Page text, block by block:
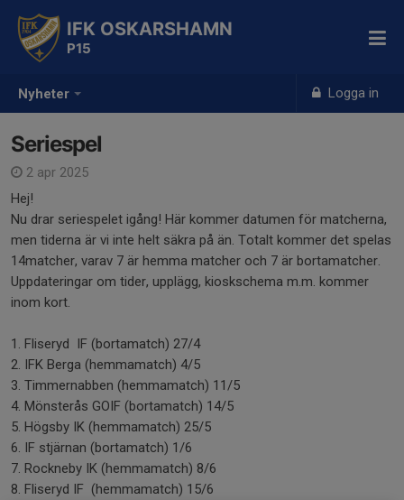
Nyheter Logga in
IFK OSKARSHAMN
P15
Seriespel
2 apr 2025
Hej!
Nu drar seriespelet igång! Här kommer datumen för matcherna,
men tiderna är vi inte helt säkra på än. Totalt kommer det spelas
14matcher, varav 7 är hemma matcher och 7 är bortamatcher.
Uppdateringar om tider, upplägg, kioskschema m.m. kommer
inom kort.
1. Fliseryd IF (bortamatch) 27/4
2. IFK Berga (hemmamatch) 4/5
3. Timmernabben (hemmamatch) 11/5
4. Mönsterås GOIF (bortamatch) 14/5
5. Högsby IK (hemmamatch) 25/5
6. IF stjärnan (bortamatch) 1/6
7. Rockneby IK (hemmamatch) 8/6
8. Fliseryd IF (hemmamatch) 15/6